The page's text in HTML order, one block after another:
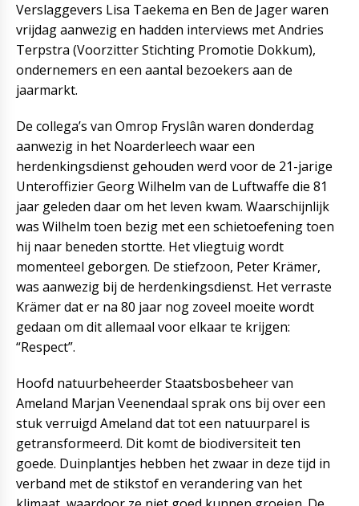
Verslaggevers Lisa Taekema en Ben de Jager waren
vrijdag aanwezig en hadden interviews met Andries
Terpstra (Voorzitter Stichting Promotie Dokkum),
ondernemers en een aantal bezoekers aan de
jaarmarkt.
De collega’s van Omrop Fryslân waren donderdag
aanwezig in het Noarderleech waar een
herdenkingsdienst gehouden werd voor de 21-jarige
Unteroffizier Georg Wilhelm van de Luftwaffe die 81
jaar geleden daar om het leven kwam. Waarschijnlijk
was Wilhelm toen bezig met een schietoefening toen
hij naar beneden stortte. Het vliegtuig wordt
momenteel geborgen. De stiefzoon, Peter Krämer,
was aanwezig bij de herdenkingsdienst. Het verraste
Krämer dat er na 80 jaar nog zoveel moeite wordt
gedaan om dit allemaal voor elkaar te krijgen:
“Respect”.
Hoofd natuurbeheerder Staatsbosbeheer van
Ameland Marjan Veenendaal sprak ons bij over een
stuk verruigd Ameland dat tot een natuurparel is
getransformeerd. Dit komt de biodiversiteit ten
goede. Duinplantjes hebben het zwaar in deze tijd in
verband met de stikstof en verandering van het